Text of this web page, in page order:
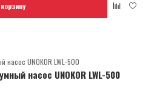
насос UNOKOR LWL-500